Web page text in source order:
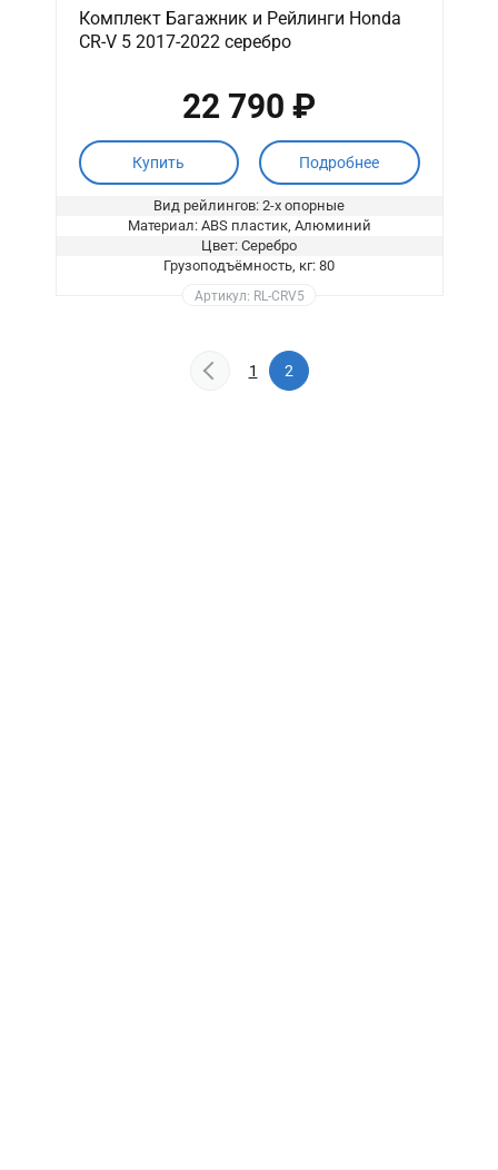
Комплект Багажник и Рейлинги Honda
CR-V 5 2017-2022 серебро
22 790 ₽
Купить Подробнее
Вид рейлингов: 2-х опорные
Материал: ABS пластик, Алюминий
Цвет: Серебро
Грузоподъёмность, кг: 80
Артикул: RL-CRV5
1 2